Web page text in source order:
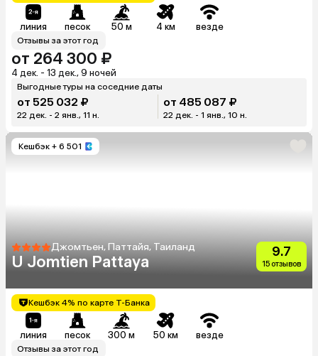
линия песок 50 м 4 км везде
Отзывы за этот год
от 264 300 ₽
4 дек. - 13 дек., 9 ночей
Выгодные туры на соседние даты
от 525 032 ₽
22 дек. - 2 янв., 11 н.
от 485 087 ₽
22 дек. - 1 янв., 10 н.
Кешбэк + 6 501
Джомтьен, Паттайя, Таиланд
U Jomtien Pattaya
9.7
15 отзывов
Кешбэк 4% по карте Т-Банка
линия песок 300 м 50 км везде
Отзывы за этот год